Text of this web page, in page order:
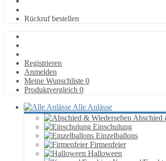
Rückruf bestellen
Registrieren
Anmelden
Meine Wunschliste 0
Produktvergleich 0
Alle Anlässe
Abschied
Einschulung
Einzelballons
Firmenfeier
Halloween